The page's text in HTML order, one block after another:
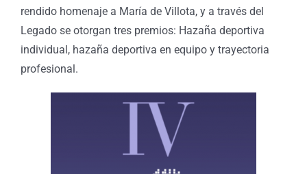
rendido homenaje a María de Villota, y a través del
Legado se otorgan tres premios: Hazaña deportiva
individual, hazaña deportiva en equipo y trayectoria
profesional.